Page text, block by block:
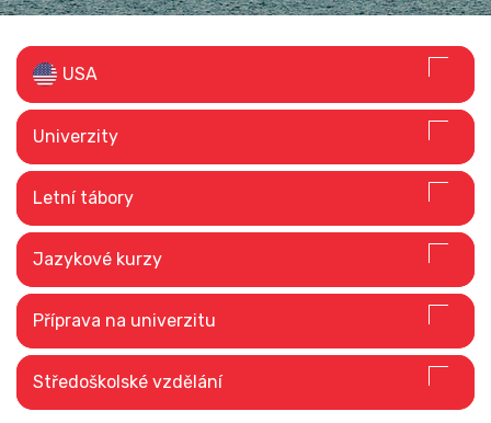
STUDIUM V
ZAHRANIČÍ
Číst dále
USA
Univerzity
Letní tábory
Jazykové kurzy
Příprava na univerzitu
Středoškolské vzdělání